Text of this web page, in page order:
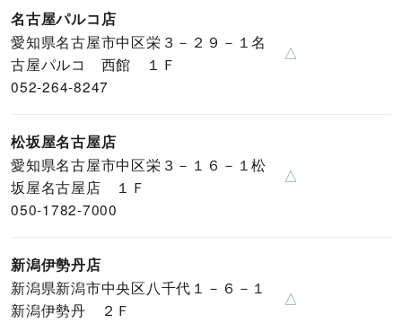
名古屋パルコ店
愛知県名古屋市中区栄３－２９－１名
古屋パルコ 西館 １Ｆ
052-264-8247
△
松坂屋名古屋店
愛知県名古屋市中区栄３－１６－１松
坂屋名古屋店 １Ｆ
050-1782-7000
△
新潟伊勢丹店
新潟県新潟市中央区八千代１－６－１
新潟伊勢丹 ２Ｆ
△